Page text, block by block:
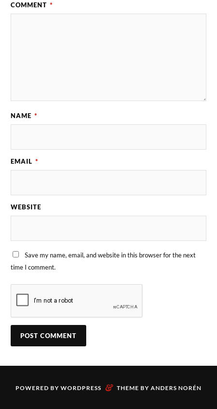
COMMENT *
NAME *
EMAIL *
WEBSITE
Save my name, email, and website in this browser for the next
time I comment.
POWERED BY WORDPRESS & THEME BY ANDERS NORÉN